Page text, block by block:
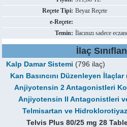
Reçete Tipi: Beyaz Reçete
e-Reçete:
Temin: İlacınızı sadece
İlaç
Kalp Damar Sistemi (796 ilaç)
Kan Basıncını Düzenleyen İlaçlar
Anjiyotensin 2 Antagonistleri
Anjiyotensin II Antagonistleri
Telmisartan ve
Telvis Plus 80/25 mg 28